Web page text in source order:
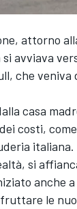
attorno
avviava
che
casa
costi,
italiana.
si
anche
le